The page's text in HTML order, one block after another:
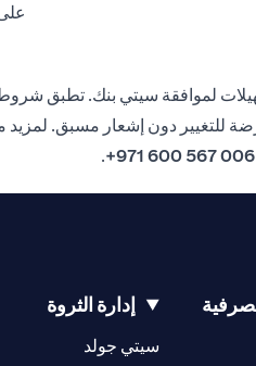
لموافقة سيتي بنك. تطبق شروط
للتغيير دون إشعار مسبق.
006 567 600 971+
.
إدارة الثروة
سيتي جولد